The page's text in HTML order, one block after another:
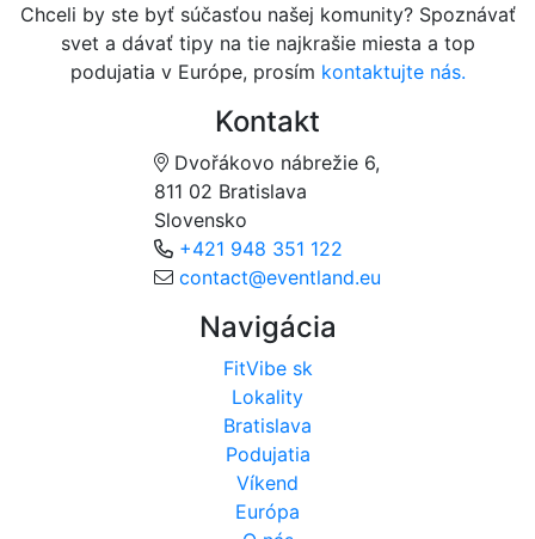
Chceli by ste byť súčasťou našej komunity? Spoznávať
svet a dávať tipy na tie najkrašie miesta a top
podujatia v Európe, prosím kontaktujte nás.
Kontakt
Dvořákovo nábrežie 6,
811 02 Bratislava
Slovensko
+421 948 351 122
contact@eventland.eu
Navigácia
FitVibe sk
Lokality
Bratislava
Podujatia
Víkend
Európa